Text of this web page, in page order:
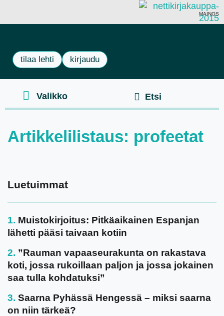
MAINOS
tilaa lehti kirjaudu
Artikkelilistaus: profeetat
Luetuimmat
Muistokirjoitus: Pitkäaikainen Espanjan
lähetti pääsi taivaan kotiin
”Rauman vapaaseurakunta on rakastava
koti, jossa rukoillaan paljon ja jossa jokainen
saa tulla kohdatuksi”
Saarna Pyhässä Hengessä – miksi saarna
on niin tärkeä?